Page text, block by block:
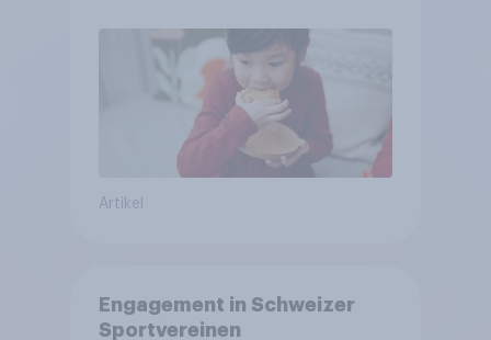
Artikel
Engagement in Schweizer
Sportvereinen